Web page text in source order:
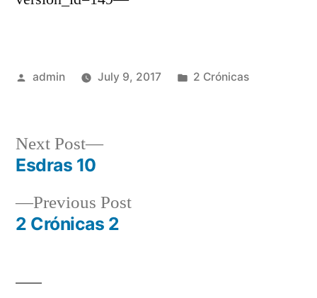
Posted
admin July 9, 2017
Posted
2 Crónicas
Post
navigation
Previous PostPrevious
2 Crónicas 2
Next Post
Next
Esdras 10